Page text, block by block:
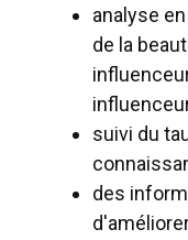
analyse
de la
suivi du
des